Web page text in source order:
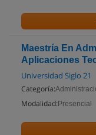
Maestría En
Aplicaciones
Universidad Siglo 21
Categoría:
Modalidad: Presencial